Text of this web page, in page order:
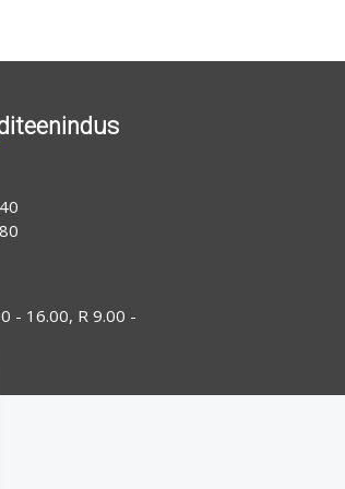
- 16.00, R 9.00 -